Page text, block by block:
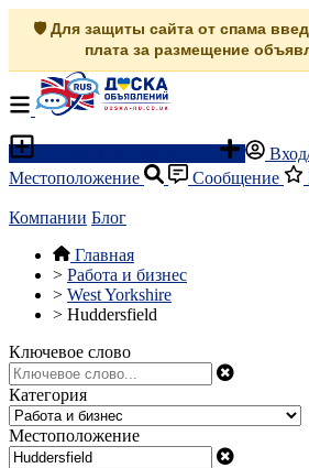
🛡️ Для защиты сайта от спама
плата за размещение
Местоположение
Сообщение
Компании Блог
Главная
> Работа и бизнес
> West Yorkshire
> Huddersfield
Ключевое слово
Категория
Местоположение